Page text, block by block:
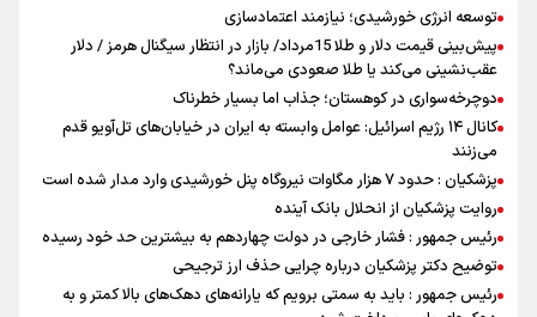
توسعه انرژی خورشیدی؛ نیازمند اعتمادسازی
پیش‌بینی قیمت دلار و طلا 15مرداد/ بازار در انتظار سیگنال هرمز / دلار
عقب‌نشینی می‌کند یا طلا صعودی می‌ماند؟
دوچرخه‌سواری در کوهستان؛ جذاب اما بسیار خطرناک
کانال ۱۴ رژیم اسرائیل: عوامل وابسته به ایران در خیابان‌های تل‌آویو قدم
می‌زنند
پزشکیان : حدود ۷ هزار مگاوات نیروگاه پنل خورشیدی وارد مدار شده است
روایت پزشکیان از انحلال بانک آینده
رئیس جمهور : فشار خارجی در دولت چهاردهم به بیشترین حد خود رسیده
توضیح دکتر پزشکیان درباره چرایی حذف ارز ترجیحی
رئیس جمهور : باید به سمتی برویم که یارانه‌های دهک‌های بالا کمتر و به